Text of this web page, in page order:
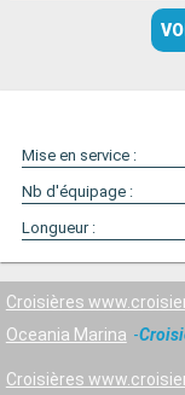
Mise en service :
Nb d'équipage :
Longueur :
Croisières
Oceania Marina
Croisières